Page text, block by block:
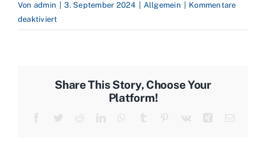
Von admin 3. September 2024 Allgemein
Kommentare
deaktiviertfür
OPEC
Druck
Share This Story, Choose Your
Platform!